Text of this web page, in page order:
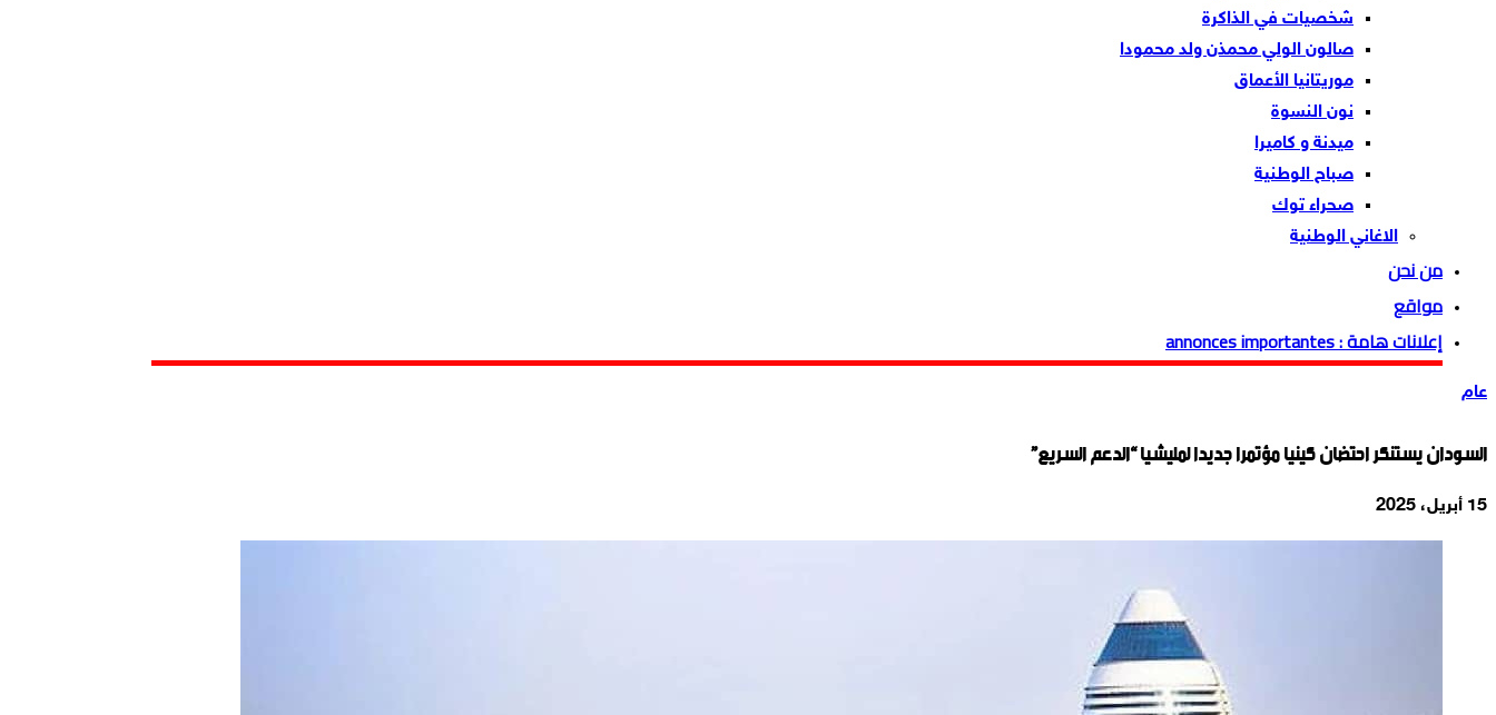
شخصيات في الذاكرة
صالون الولي محمذن ولد محمودا
موريتانيا الأعماق
نون النسوة
ميدنة و كاميرا
صباح الوطنية
صحراء توك
الاغاني الوطنية
من نحن
مواقع
إعلانات هامة : annonces importantes
عام
السودان يستنكر احتضان كينيا مؤتمرا جديدا لمليشيا “الدعم السريع”
15 أبريل، 2025